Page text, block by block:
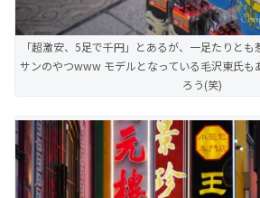
「超激安、5足で千円」とあるが、一足たりと
サンのやつwww モデルとなっている毛沢東氏も
ろう(笑)